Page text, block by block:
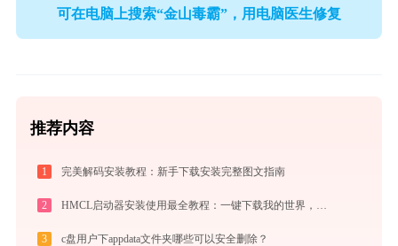
可在电脑上搜索“金山毒霸”，用电脑医生修复
推荐内容
1 完美解码安装教程：新手下载安装完整图文指南
2
3 c盘用户下appdata文件夹哪些可以安全删除？